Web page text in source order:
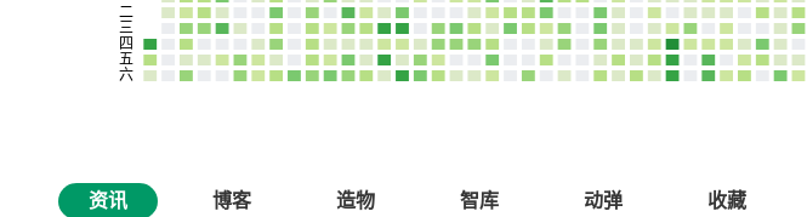
资讯 博客 造物 智库 动弹 收藏